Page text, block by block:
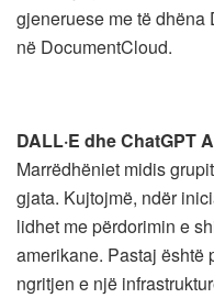
gjeneruese me të dhëna
në DocumentCloud.
DALL·E dhe ChatGPT
Marrëdhëniet midis
gjata. Kujtojmë, ndër
lidhet me përdorimin e
amerikane. Pastaj është
ngritjen e një